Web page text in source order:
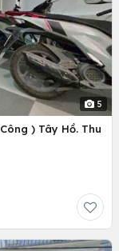
5
) Tây Hồ. Thu